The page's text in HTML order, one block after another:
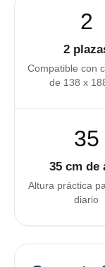
2
2
Compatible con
de 138 x
35
35 cm de
Altura práctica
diario